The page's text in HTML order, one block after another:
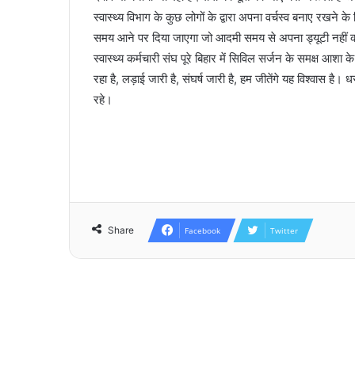
स्वास्थ्य विभाग के कुछ लोगों के द्वारा अपना वर्चस्व बनाए
समय आने पर दिया जाएगा जो आदमी समय से अपना ड्यूटी नहीं
स्वास्थ्य कर्मचारी संघ पूरे बिहार में सिविल सर्जन के समक्ष
रहा है, लड़ाई जारी है, संघर्ष जारी है, हम जीतेंगे यह विश्वास है।
रहे।
Share Facebook Twitter